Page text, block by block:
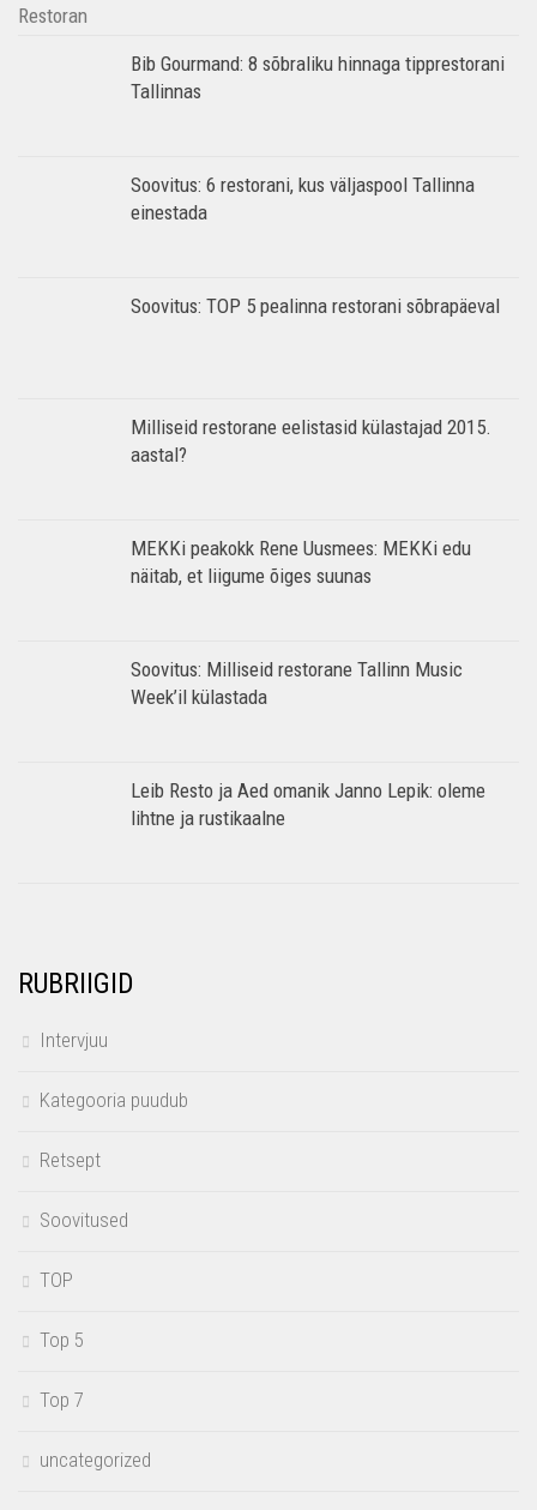
Bib Gourmand: 8 sõbraliku hinnaga tipprestorani
Tallinnas
Soovitus: 6 restorani, kus väljaspool Tallinna
einestada
Soovitus: TOP 5 pealinna restorani sõbrapäeval
Milliseid restorane eelistasid külastajad 2015.
aastal?
MEKKi peakokk Rene Uusmees: MEKKi edu
näitab, et liigume õiges suunas
Soovitus: Milliseid restorane Tallinn Music
Week’il külastada
Leib Resto ja Aed omanik Janno Lepik: oleme
lihtne ja rustikaalne
RUBRIIGID
Intervjuu
Kategooria puudub
Retsept
Soovitused
TOP
Top 5
Top 7
uncategorized